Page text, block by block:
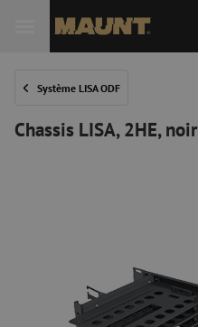
Système LISA ODF
Chassis LISA, 2HE, noir